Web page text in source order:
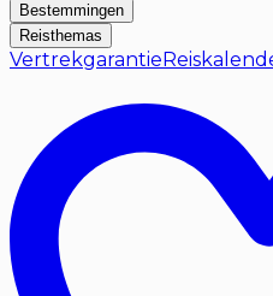
Bestemmingen
Reisthemas
Vertrekgarantie